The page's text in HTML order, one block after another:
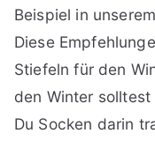
Beispiel in unserem
Diese
Stiefeln für den
den Winter
Du Socken darin